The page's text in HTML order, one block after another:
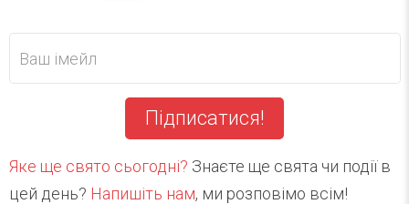
Підписатися!
Яке ще свято сьогодні? Знаєте ще свята чи події в
цей день? Напишіть нам, ми розповімо всім!